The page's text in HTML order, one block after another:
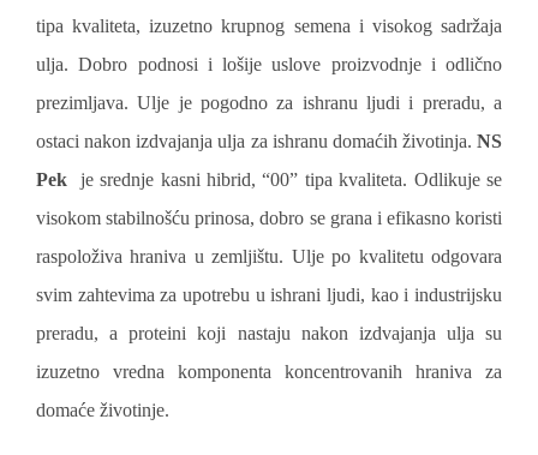
tipa kvaliteta, izuzetno krupnog semena i visokog sadržaja
ulja. Dobro podnosi i lošije uslove proizvodnje i odlično
prezimljava. Ulje je pogodno za ishranu ljudi i preradu, a
ostaci nakon izdvajanja ulja za ishranu domaćih životinja. NS
Pek je srednje kasni hibrid, “00” tipa kvaliteta. Odlikuje se
visokom stabilnošću prinosa, dobro se grana i efikasno koristi
raspoloživa hraniva u zemljištu. Ulje po kvalitetu odgovara
svim zahtevima za upotrebu u ishrani ljudi, kao i industrijsku
preradu, a proteini koji nastaju nakon izdvajanja ulja su
izuzetno vredna komponenta koncentrovanih hraniva za
domaće životinje.